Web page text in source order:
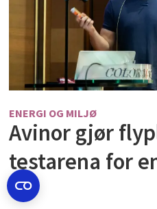
ENERGI OG MILJØ
Avinor gjør
testarena for